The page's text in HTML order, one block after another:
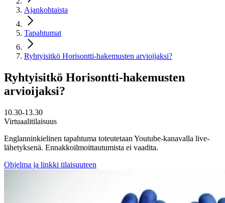
Ajankohtaista
Tapahtumat
Ryhtyisitkö Horisontti-hakemusten arvioijaksi?
Ryhtyisitkö Horisontti-hakemusten
arvioijaksi?
10.30-13.30
Virtuaalitilaisuus
Englanninkielinen tapahtuma toteutetaan Youtube-kanavalla live-
lähetyksenä. Ennakkoilmoittautumista ei vaadita.
Ohjelma ja linkki tilaisuuteen